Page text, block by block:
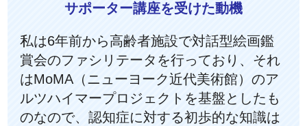
サポーター講座を受けた動機
私は6年前から高齢者施設で対話型絵画鑑
賞会のファシリテータを行っており、それ
はMoMA（ニューヨーク近代美術館）のア
ルツハイマープロジェクトを基盤としたも
のなので、認知症に対する初歩的な知識は